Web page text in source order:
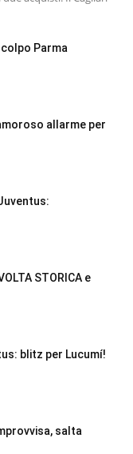
Parma
allarme per
STORICA e
blitz per Lucumí!
salta